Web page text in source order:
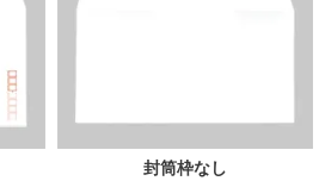
封筒枠なし